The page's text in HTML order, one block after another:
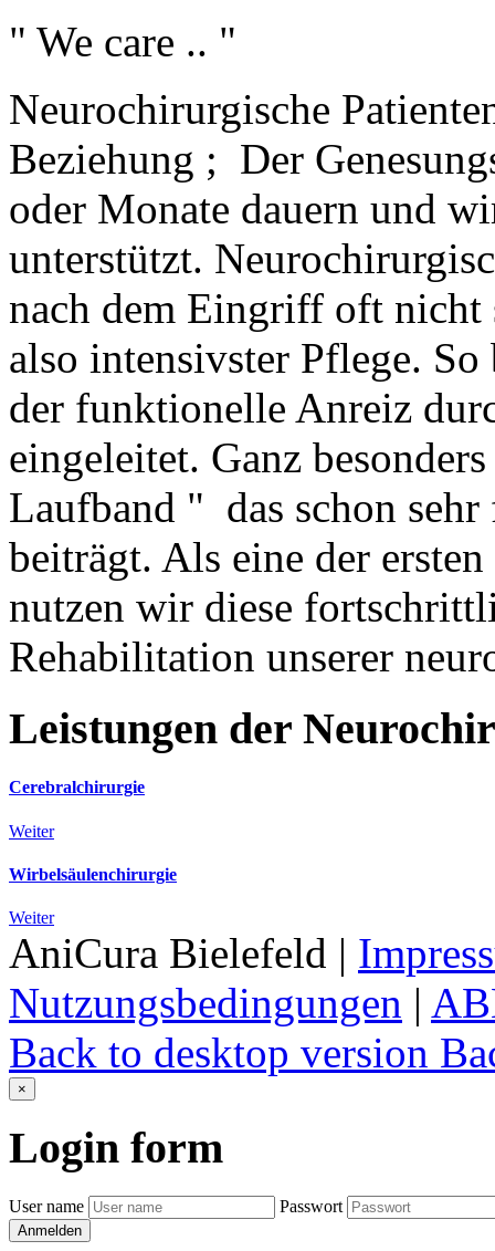
" We care .. "
Neurochirurgische
Beziehung ; Der
oder Monate dauern und
unterstützt.
nach dem Eingriff oft nicht
also intensivster Pflege.
der funktionelle Anreiz
eingeleitet. Ganz
Laufband " das schon
beiträgt. Als eine der
nutzen wir diese
Rehabilitation unserer
Leistungen der
Cerebralchirurgie
Weiter
Wirbelsäulenchirurgie
Weiter
AniCura Bielefeld |
Nutzungsbedingungen |
Back to desktop version
×
Login form
User name Passwort
Anmelden